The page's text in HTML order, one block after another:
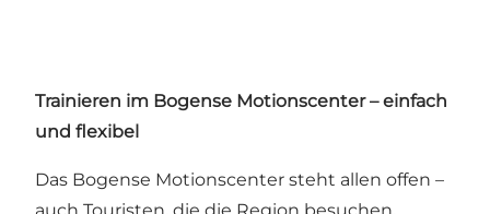
Trainieren im Bogense Motionscenter – einfach
und flexibel
Das Bogense Motionscenter steht allen offen –